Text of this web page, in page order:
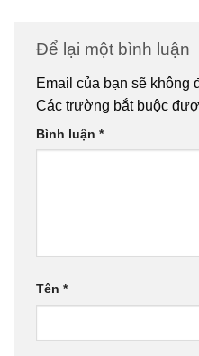
Để lại một bình luận
Email của bạn sẽ không
Các trường bắt buộc
Bình luận *
Tên *